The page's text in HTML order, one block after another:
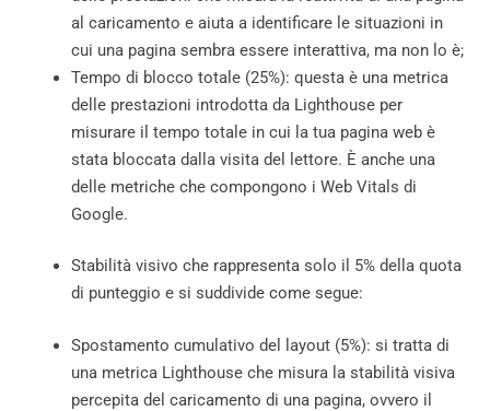
al caricamento e aiuta a identificare le situazioni in
cui una pagina sembra essere interattiva, ma non lo è;
Tempo di blocco totale (25%): questa è una metrica
delle prestazioni introdotta da Lighthouse per
misurare il tempo totale in cui la tua pagina web è
stata bloccata dalla visita del lettore. È anche una
delle metriche che compongono i Web Vitals di
Google.
Stabilità visivo che rappresenta solo il 5% della quota
di punteggio e si suddivide come segue:
Spostamento cumulativo del layout (5%): si tratta di
una metrica Lighthouse che misura la stabilità visiva
percepita del caricamento di una pagina, ovvero il